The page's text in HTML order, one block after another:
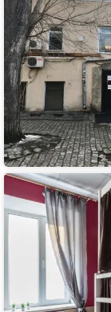
Хостел
Рус
Чистые
Пруды